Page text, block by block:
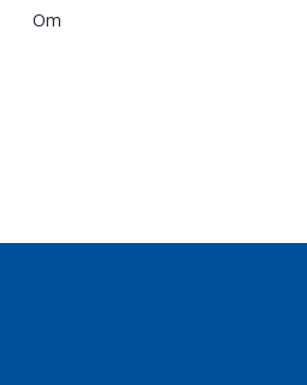
Om